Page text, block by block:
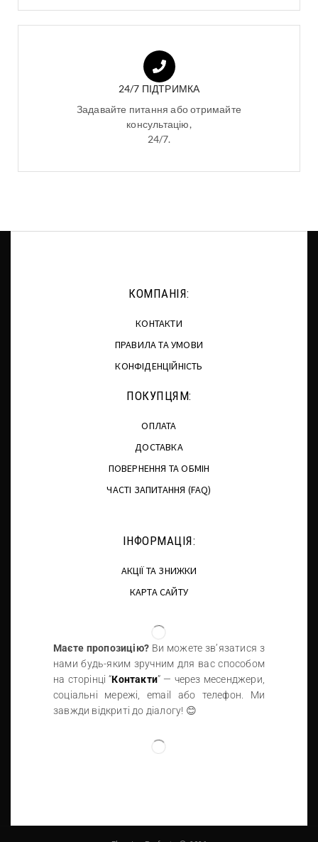
24/7 ПІДТРИМКА
Задавайте питання або отримайте
консультацію,
24/7.
КОМПАНІЯ:
КОНТАКТИ
ПРАВИЛА ТА УМОВИ
КОНФІДЕНЦІЙНІСТЬ
ПОКУПЦЯМ:
ОПЛАТА
ДОСТАВКА
ПОВЕРНЕННЯ ТА ОБМІН
ЧАСТІ ЗАПИТАННЯ (FAQ)
ІНФОРМАЦІЯ:
АКЦІЇ ТА ЗНИЖКИ
КАРТА САЙТУ
Маєте пропозицію? Ви можете зв’язатися з
нами будь-яким зручним для вас способом
на сторінці “Контакти” — через месенджери,
соціальні мережі, email або телефон. Ми
завжди відкриті до діалогу! 😊